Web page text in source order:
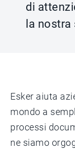
di
la
Esker aiuta
mondo a
processi
ne siamo